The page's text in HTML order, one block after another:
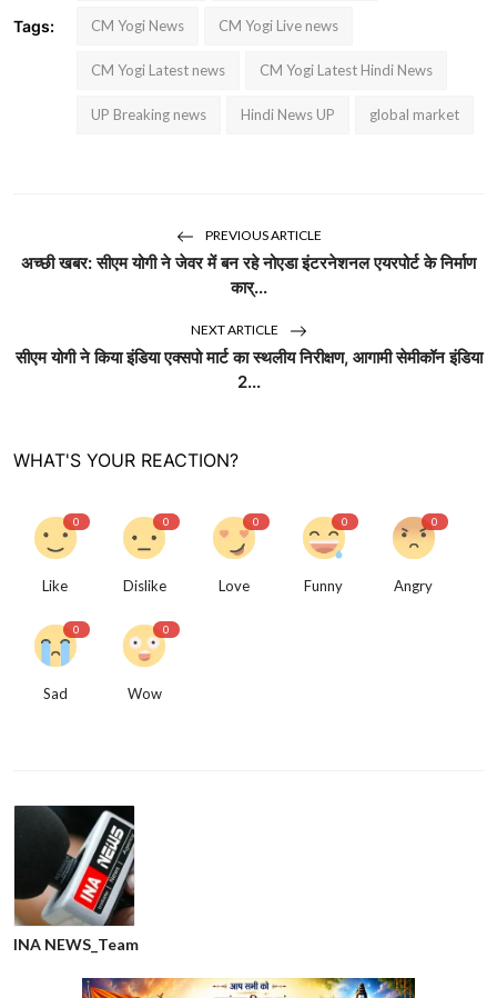
Tags: CM Yogi News CM Yogi Live news
CM Yogi Latest news CM Yogi Latest Hindi News
UP Breaking news Hindi News UP global market
PREVIOUS ARTICLE
अच्छी खबर: सीएम योगी ने जेवर में बन रहे नोएडा इंटरनेशनल एयरपोर्ट के निर्माण
कार्...
NEXT ARTICLE
सीएम योगी ने किया इंडिया एक्सपो मार्ट का स्थलीय निरीक्षण, आगामी सेमीकॉन इंडिया
2...
WHAT'S YOUR REACTION?
0
Like
0
Dislike
0
Love
0
Funny
0
Angry
0
Sad
0
Wow
INA NEWS_Team